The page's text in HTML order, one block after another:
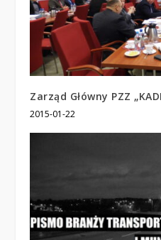
Zarząd Główny PZZ
2015-01-22